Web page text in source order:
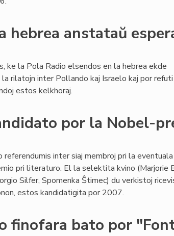
hebrea anstataŭ
ke la Pola Radio elsendos en la hebrea ekde
rilatojn inter Pollando kaj Israelo kaj por
estos kelkhoraj.
por la Nobel-
referendumis inter siaj membroj pri la eventuala
pri literaturo. El la selektita kvino (Marjorie
Silfer, Spomenka Ŝtimec) du verkistoj
estos kandidatigita por 2007.
finofara bato por